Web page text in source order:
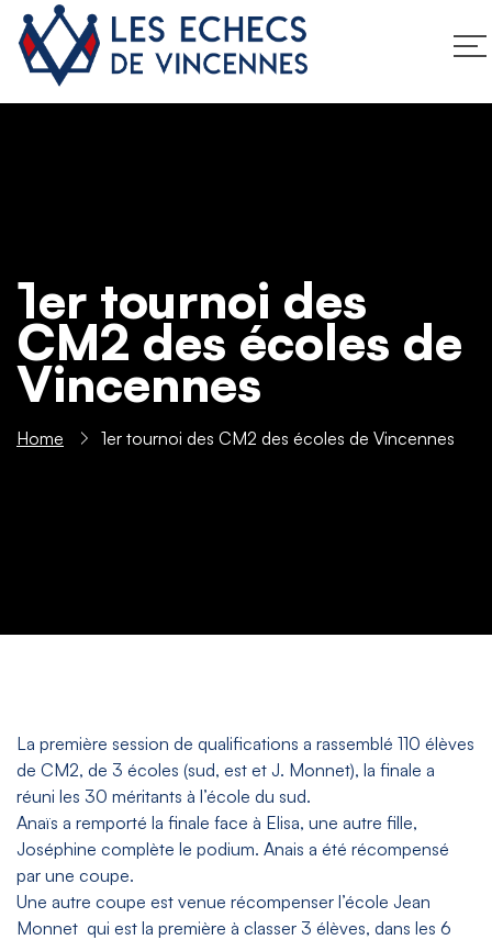
1er tournoi des
CM2 des écoles de
Vincennes
Home 1er tournoi des CM2 des écoles de Vincennes
La première session de qualifications a rassemblé 110 élèves
de CM2, de 3 écoles (sud, est et J. Monnet), la finale a
réuni les 30 méritants à l’école du sud.
Anaïs a remporté la finale face à Elisa, une autre fille,
Joséphine complète le podium. Anais a été récompensé
par une coupe.
Une autre coupe est venue récompenser l’école Jean
Monnet qui est la première à classer 3 élèves, dans les 6